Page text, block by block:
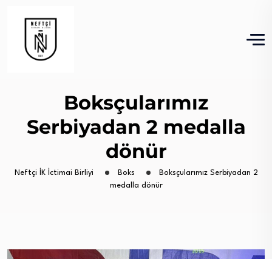
Boksçularımız
Serbiyadan 2 medalla
dönür
Neftçi İK İctimai Birliyi Boks
Boksçularımız Serbiyadan 2
medalla dönür